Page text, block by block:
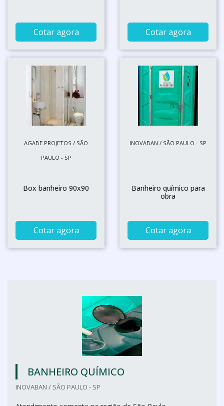
Cotar agora Cotar agora
AGABE PROJETOS / SÃO
PAULO - SP
Box banheiro 90x90
Cotar agora
INOVABAN / SÃO PAULO - SP
Banheiro químico para
obra
Cotar agora
BANHEIRO QUÍMICO
INOVABAN / SÃO PAULO - SP